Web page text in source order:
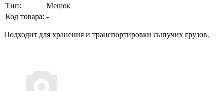
Тип:
Мешок
Код товара: -
Подходит для хранения и транспортировки сыпучих грузов.